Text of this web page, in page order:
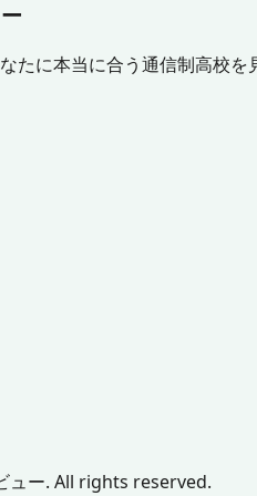
たに本当に合う通信制高校を
ュー. All rights reserved.